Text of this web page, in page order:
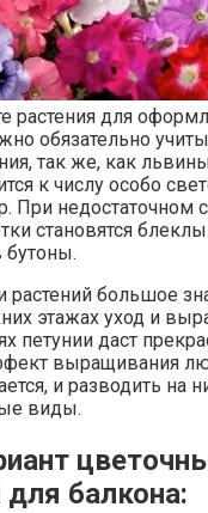
растения для
обязательно
так же, как
к числу особо
При недостаточном
становятся
растений большое
этажах уход и
петунии даст
выращивания
и разводить на
виды.
балкона: